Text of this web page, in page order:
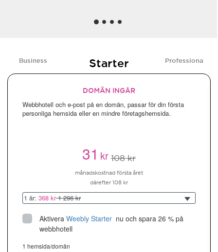
Business Starter Professional
DOMÄN INGÅR
Webbhotell och e-post på en domän, passar för din första
personliga hemsida eller en mindre företagshemsida.
31kr 108 kr
månadskostnad första året
därefter 108 kr
1 år: 368 kr1 296 kr
Aktivera Weebly Starter nu och spara 26 % på
webbhotell
1 hemsida/domän